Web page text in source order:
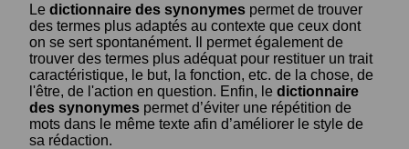
Le dictionnaire des synonymes permet de trouver
des termes plus adaptés au contexte que ceux dont
on se sert spontanément. Il permet également de
trouver des termes plus adéquat pour restituer un trait
caractéristique, le but, la fonction, etc. de la chose, de
l'être, de l'action en question. Enfin, le dictionnaire
des synonymes permet d’éviter une répétition de
mots dans le même texte afin d’améliorer le style de
sa rédaction.